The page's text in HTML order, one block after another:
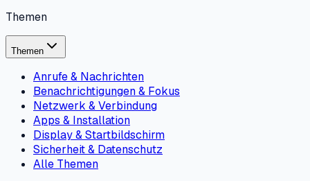
Themen
Themen
Anrufe & Nachrichten
Benachrichtigungen & Fokus
Netzwerk & Verbindung
Apps & Installation
Display & Startbildschirm
Sicherheit & Datenschutz
Alle Themen